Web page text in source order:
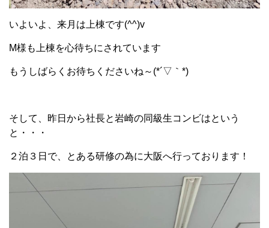
いよいよ、来月は上棟です(^^)v
M様も上棟を心待ちにされています
もうしばらくお待ちくださいね～(*´▽｀*)
そして、昨日から社長と岩崎の同級生コンビはという
と・・・
２泊３日で、とある研修の為に大阪へ行っております！